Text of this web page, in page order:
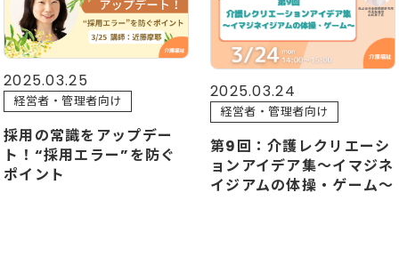
2025.03.25
経営者・管理者向け
採用の常識をアップデー
ト！“採用エラー”を防ぐ
ポイント
2025.03.24
経営者・管理者向け
第9回：介護レクリエーシ
ョンアイデア集～イマジネ
イジアムの体操・ゲーム～